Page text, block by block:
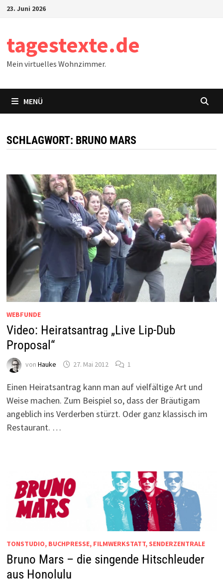
Zum23. Juni 2026
tagestexte.de
Mein virtuelles Wohnzimmer.
MENÜ
SCHLAGWORT: BRUNO MARS
WEBFUNDE
Video: Heiratsantrag „Live Lip-Dub
Proposal“
von Hauke 27. Mai 2012 1
Einen Heiratsantrag kann man auf vielfältige Art und
Weise machen. Zum Beispiel so, dass der Bräutigam
angeblich ins Verderben stürzt. Oder ganz klassisch im
Restaurant. …
TONSTUDIO, BUCHPRESSE, FILMWERKSTATT, SENDERZENTRALE
Bruno Mars – die singende Hitschleuder
aus Honolulu